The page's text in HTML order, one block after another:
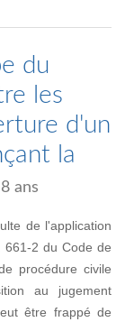
du
les
d'un
la
ans
de l'application
661-2 du Code de
procédure civile
au jugement
être frappé de